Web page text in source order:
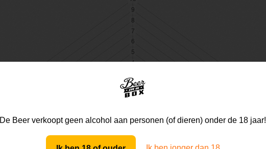
De Beer verkoopt geen alcohol aan personen (of dieren) onder de 18 jaar!